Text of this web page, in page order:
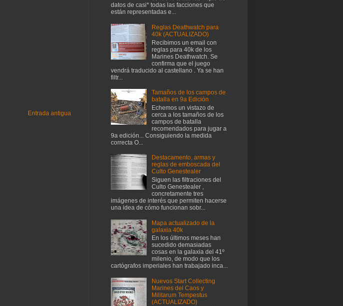
Entrada antigua
datos de casi* todas las facciones que
están representadas e...
Reglas Deathwatch para
40k (ACTUALIZADO)
Recibimos un email con
reglas para 40k de los
Marines Deathwatch. Se
confirma que el juego
vendrá traducido al castellano . Ya se han
filtr...
Tamaños de los campos de
batalla en 9a Edición
Echemos un vistazo de
cerca a los tamaños de los
campos de batalla
recomendados para jugar a
9a edición... Consiguiendo la medida
correcta O...
Destacamento, armas y
reglas de emboscada del
Culto Genestealer
Siguen las filtraciones del
Culto Genestealer ,
concretamente tres
imágenes de interés que permiten hacerse
una idea de cómo funcionan sobr...
Mapa actualizado de la
galaxia 40k
En los últimos meses han
sucedido demasiadas
cosas en la galaxia del 41º
milenio, de modo que los
cartógrafos imperiales han trabajado inca...
Nuevos Start Collecting
Marines del Caos y
Militarum Tempestus
(ACTUALIZADO)